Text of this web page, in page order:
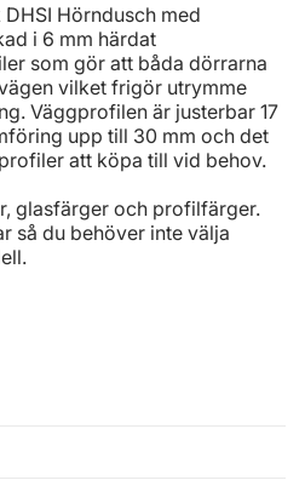
Hörndusch med
i 6 mm härdat
som gör att båda dörrarna
vilket frigör utrymme
Väggprofilen är justerbar 17
upp till 30 mm och det
att köpa till vid behov.
glasfärger och profilfärger.
så du behöver inte välja